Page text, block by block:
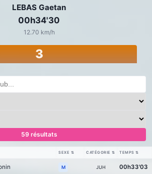
LEBAS Gaetan
00h34'30
12.70 km/h
3
59 résultats
SEXE ⇅ CATÉGORIE ⇅ TEMPS ⇅
M JUH 00h33'03